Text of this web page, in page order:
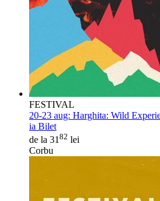
FESTIVAL
20-23 aug: Harghita: Wild
ia Bilet
de la 31 82 lei
Corbu